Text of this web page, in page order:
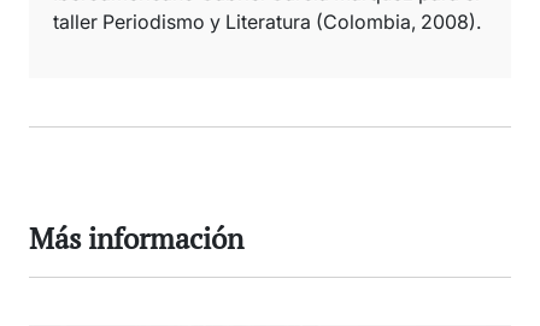
taller Periodismo y Literatura (Colombia, 2008).
Más información